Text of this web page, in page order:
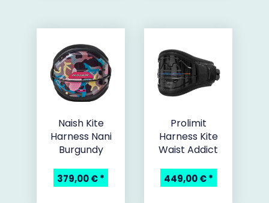
Naish Kite
Harness Nani
Burgundy
379,00 €*
Prolimit
Harness Kite
Waist Addict
449,00 €*